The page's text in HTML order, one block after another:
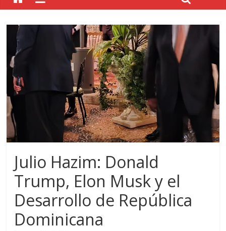
Julio Hazim: Donald
Trump, Elon Musk y el
Desarrollo de República
Dominicana